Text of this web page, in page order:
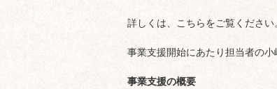
詳しくは、こちらをご覧ください
事業支援開始にあたり担当者の小
事業支援の概要